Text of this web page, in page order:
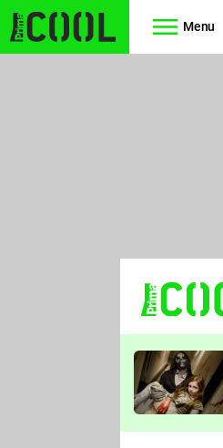
Menu
TŘESKU
FUTURAMA